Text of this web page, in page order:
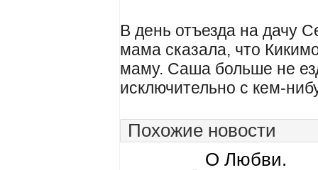
В день отъезда на дачу
мама сказала, что
маму. Саша больше не
исключительно с кем-
Похожие новости
О Любви.